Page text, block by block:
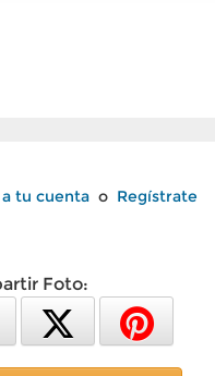
tu cuenta o Regístrate
Foto: